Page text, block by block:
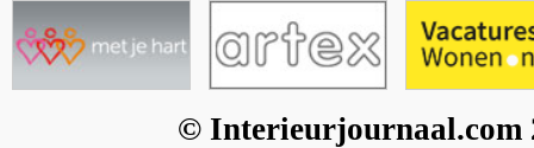
© Interieurjournaal.com